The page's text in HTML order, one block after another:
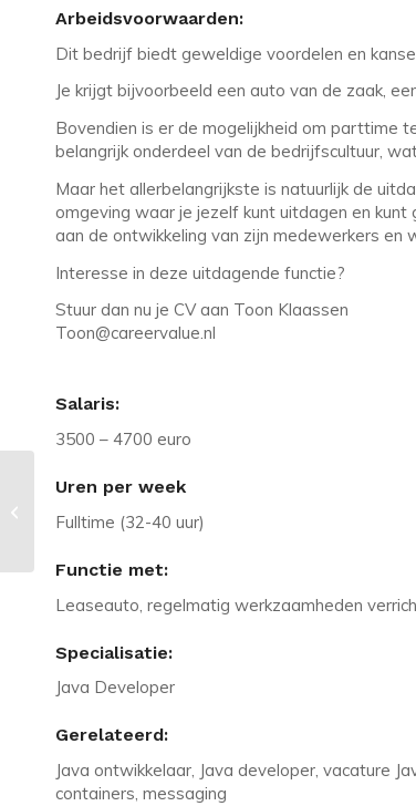
Arbeidsvoorwaarden:
Dit bedrijf biedt geweldige voordelen en
Je krijgt bijvoorbeeld een auto van de zaak,
Bovendien is er de mogelijkheid om parttime
belangrijk onderdeel van de bedrijfscultuur,
Maar het allerbelangrijkste is natuurlijk de
omgeving waar je jezelf kunt uitdagen en
aan de ontwikkeling van zijn medewerkers en
Interesse in deze uitdagende functie?
Stuur dan nu je CV aan Toon Klaassen
Toon@careervalue.nl
Salaris:
3500 – 4700 euro
Uren per week
Fulltime (32-40 uur)
Functie met:
Leaseauto, regelmatig werkzaamheden
Specialisatie:
Java Developer
Gerelateerd:
Java ontwikkelaar, Java developer, vacature
containers, messaging
Vacature in Almere: Medior .NET
developer in de polder gezocht!